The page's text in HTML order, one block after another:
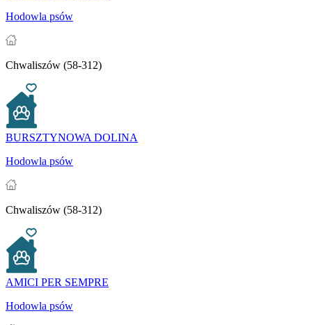
Hodowla psów
Chwaliszów (58-312)
BURSZTYNOWA DOLINA
Hodowla psów
Chwaliszów (58-312)
AMICI PER SEMPRE
Hodowla psów